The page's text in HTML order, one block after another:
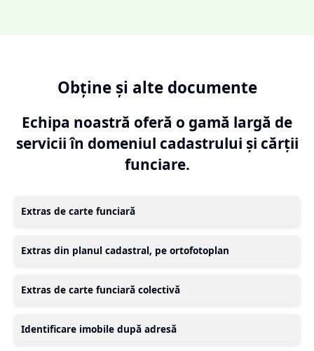
Obține și alte documente
Echipa noastră oferă o gamă largă de
servicii în domeniul cadastrului și cărții
funciare.
Extras de carte funciară
Extras din planul cadastral, pe ortofotoplan
Extras de carte funciară colectivă
Identificare imobile după adresă